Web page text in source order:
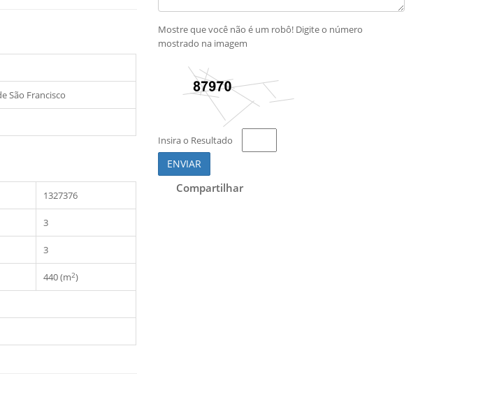
São Francisco
1327376
3
3
440 (m2)
Mostre que você não é um robô! Digite o número
mostrado na imagem
Insira o Resultado
ENVIAR
Compartilhar